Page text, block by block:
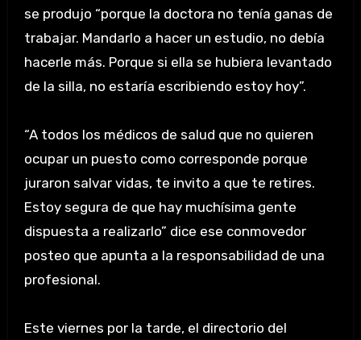
se produjo “porque la doctora no tenía ganas de
trabajar. Mandarlo a hacer un estudio, no debía
hacerle más. Porque si ella se hubiera levantado
de la silla, no estaría escribiendo estoy hoy”.
“A todos los médicos de salud que no quieren
ocupar un puesto como corresponde porque
juraron salvar vidas, te invito a que te retires.
Estoy segura de que hay muchísima gente
dispuesta a realizarlo” dice ese conmovedor
posteo que apunta a la responsabilidad de una
profesional.
Este viernes por la tarde, el directorio del